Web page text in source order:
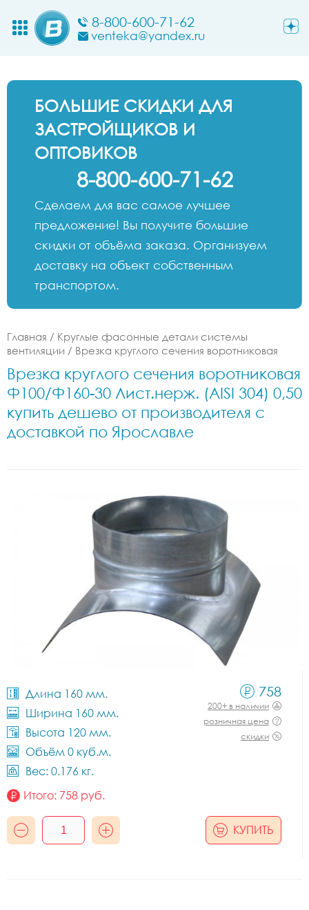
8-800-600-71-62
venteka@yandex.ru
БОЛЬШИЕ СКИДКИ ДЛЯ
ЗАСТРОЙЩИКОВ И
ОПТОВИКОВ
8-800-600-71-62
Сделаем для вас самое лучшее
предложение! Вы получите большие
скидки от объёма заказа. Организуем
доставку на объект собственным
транспортом.
Главная / Круглые фасонные детали системы
вентиляции / Врезка круглого сечения воротниковая
Врезка круглого сечения воротниковая
Ф100/Ф160-30 Лист.нерж. (AISI 304) 0,50
купить дешево от производителя с
доставкой по Ярославле
Длина 160 мм.
Ширина 160 мм.
Высота 120 мм.
Объём 0 куб.м.
Вес: 0.176 кг.
758
200+ в наличии
розничная цена
скидки
Итого: 758 руб.
КУПИТЬ